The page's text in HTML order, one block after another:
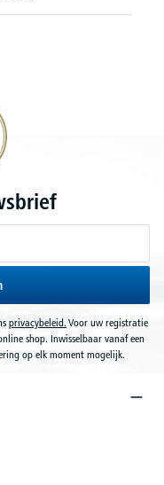
privacybeleid. Voor uw registratie
shop. Inwisselbaar vanaf een
op elk moment mogelijk.